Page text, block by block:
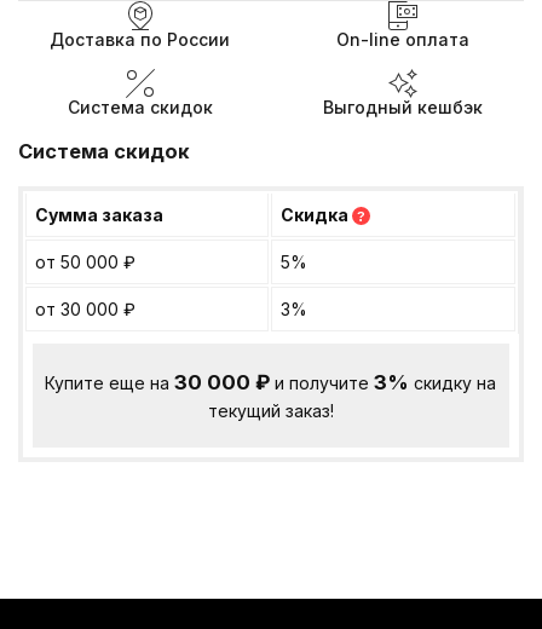
Доставка по России On-line оплата
Система скидок Выгодный кешбэк
Система скидок
Сумма заказа Скидка ?
от 50 000 ₽ 5%
от 30 000 ₽ 3%
Купите еще на30 000₽ и получите3% скидку на
текущий заказ!